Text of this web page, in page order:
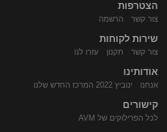
הצטרפות
צור קשר הרשמה
שירות לקוחות
צור קשר תקנון עזרו לנו
אודותינו
אנחנו ינוביץ 2022 המרכז החדש שלנו
קישורים
לכל הפרילוקים של AVM